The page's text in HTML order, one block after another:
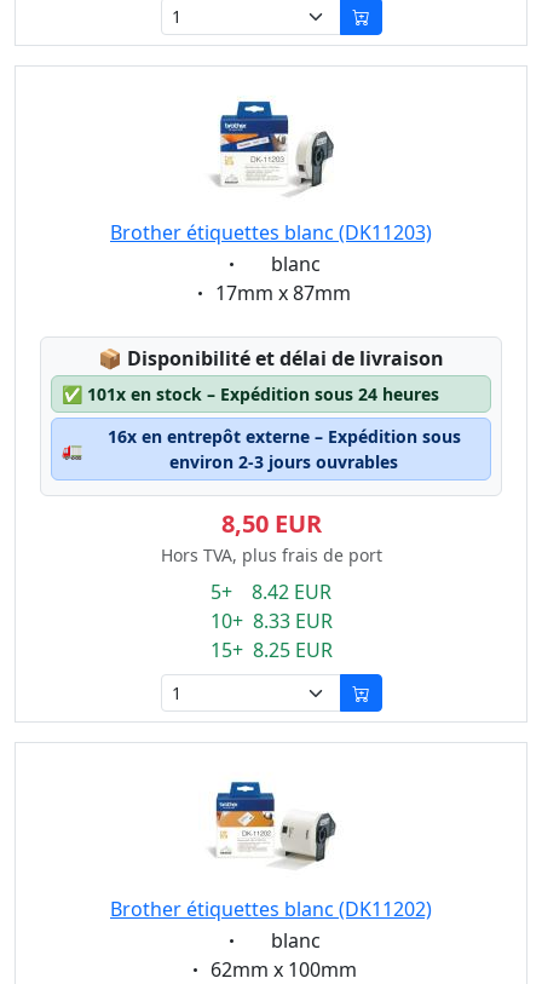
Brother étiquettes blanc (DK11203)
Eigenschaft:
blanc
Eigenschaft:
17mm x 87mm
📦 Lagerstatus:
Disponibilité et délai de livraison
✅ 101x en stock – Expédition sous 24 heures
🚛
16x en entrepôt externe – Expédition sous
environ 2-3 jours ouvrables
8,50 EUR
Hors TVA, plus frais de port
5+ 8.42 EUR
10+ 8.33 EUR
15+ 8.25 EUR
Brother étiquettes blanc (DK11202)
Eigenschaft:
blanc
Eigenschaft:
62mm x 100mm